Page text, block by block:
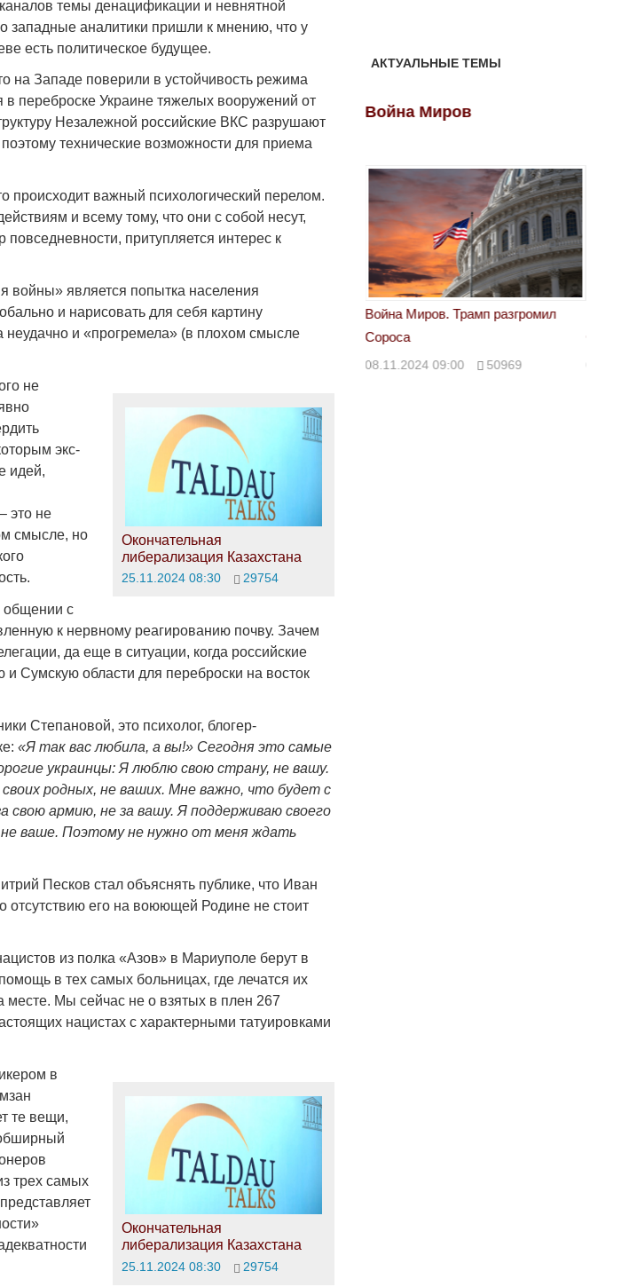
темы денацификации и невнятной
западные аналитики пришли к мнению, что у
есть политическое будущее.
на Западе поверили в устойчивость режима
в переброске Украине тяжелых вооружений от
Незалежной российские ВКС разрушают
технические возможности для приема
происходит важный психологический перелом.
и всему тому, что они с собой несут,
притупляется интерес к
войны» является попытка населения
и нарисовать для себя картину
неудачно и «прогремела» (в плохом смысле
Окончательная
либерализация Казахстана
25.11.2024 08:30 29754
не
экс-
идей,
это не
смысле, но
общении с
к нервному реагированию почву. Зачем
да еще в ситуации, когда российские
Сумскую области для переброски на восток
Степановой, это психолог, блогер-
«Я так вас любила, а вы!» Сегодня это самые
украинцы: Я люблю свою страну, не вашу.
родных, не ваших. Мне важно, что будет с
свою армию, не за вашу. Я поддерживаю своего
ваше. Поэтому не нужно от меня ждать
Песков стал объяснять публике, что Иван
отсутствию его на воюющей Родине не стоит
из полка «Азов» в Мариуполе берут в
в тех самых больницах, где лечатся их
Мы сейчас не о взятых в плен 267
нацистах с характерными татуировками
Окончательная
либерализация Казахстана
25.11.2024 08:30 29754
в
те вещи,
трех самых
АКТУАЛЬНЫЕ ТЕМЫ
Война Миров
Война Миров. Трамп разгромил
Сороса
Война Миров
Война Миров. Трамп разгромил
Сороса
08.11.2024 09:00 50969